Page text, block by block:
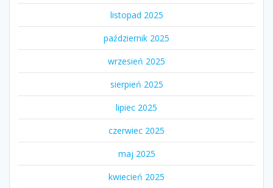
listopad 2025
październik 2025
wrzesień 2025
sierpień 2025
lipiec 2025
czerwiec 2025
maj 2025
kwiecień 2025